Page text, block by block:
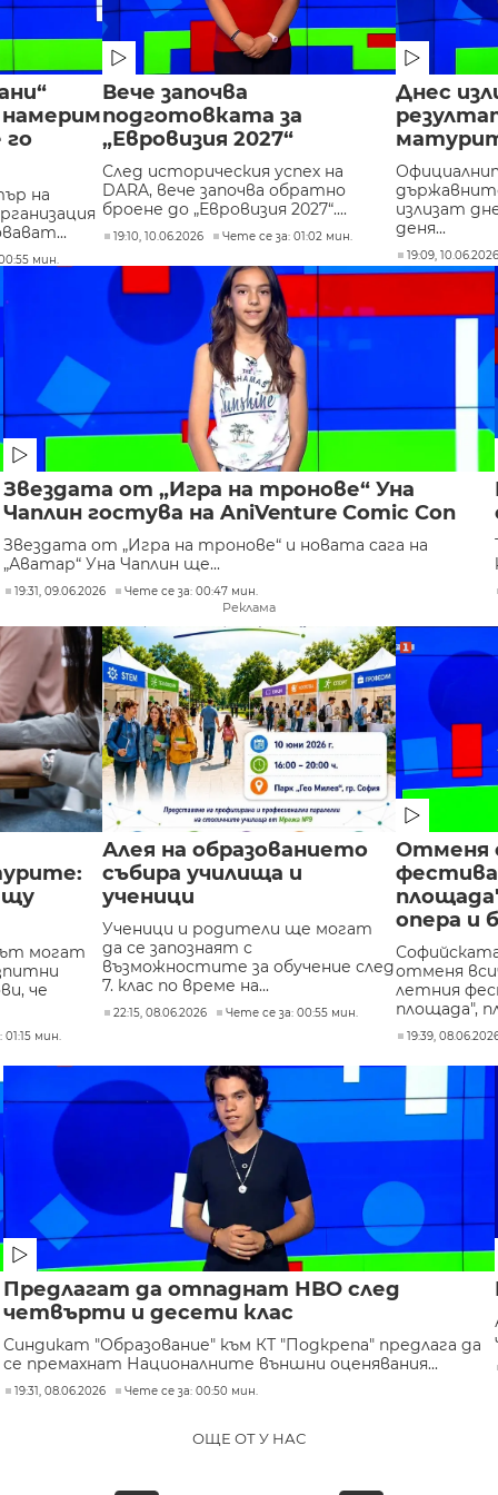
го
на
мин.
Вече започва
подготовката за
„Евровизия 2027“
След историческия успех на
DARA, вече започва обратно
броене до „Евровизия 2027“....
19:10, 10.06.2026 Чете се за: 01:02 мин.
Днес
излизат
деня...
19:09,
Звездата от „Игра на тронове“ Уна
Чаплин гостува на AniVenture Comic Con
Звездата от „Игра на тронове“ и новата сага на
„Аватар“ Уна Чаплин ще...
19:31, 09.06.2026 Чете се за: 00:47 мин.
Реклама
могат
че
мин.
Алея на образованието
събира училища и
ученици
Ученици и родители ще могат
да се запознаят с
възможностите за обучение след
7. клас по време на...
22:15, 08.06.2026 Чете се за: 00:55 мин.
Отменя
опера и
отменя
летния
площада",
19:39,
Предлагат да отпаднат НВО след
четвърти и десети клас
Синдикат "Образование" към КТ "Подкрепа" предлага да
се премахнат Националните външни оценявания...
19:31, 08.06.2026 Чете се за: 00:50 мин.
ОЩЕ ОТ У НАС